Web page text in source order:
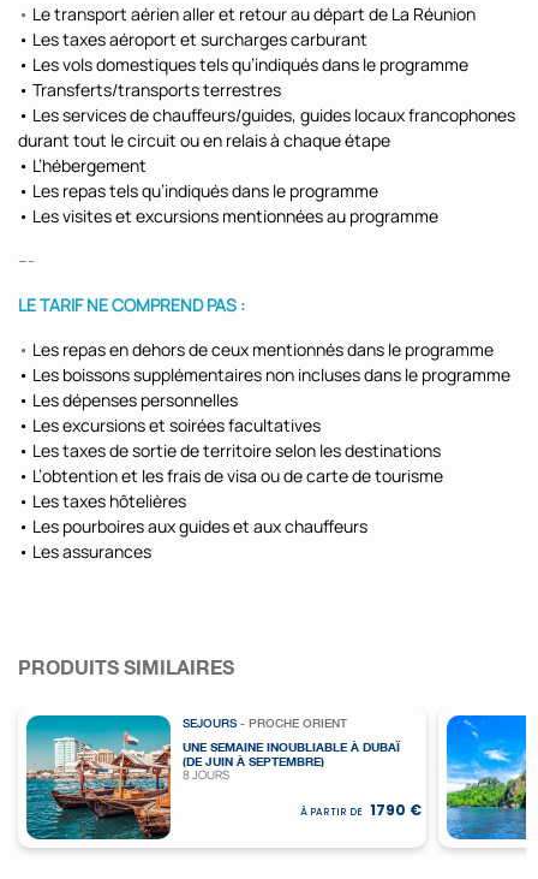
• Le transport aérien aller et retour au départ de La Réunion
• Les taxes aéroport et surcharges carburant
• Les vols domestiques tels qu’indiqués dans le programme
• Transferts/transports terrestres
• Les services de chauffeurs/guides, guides locaux francophones
durant tout le circuit ou en relais à chaque étape
• L’hébergement
• Les repas tels qu’indiqués dans le programme
• Les visites et excursions mentionnées au programme
---
LE TARIF NE COMPREND PAS :
• Les repas en dehors de ceux mentionnés dans le programme
• Les boissons supplémentaires non incluses dans le programme
• Les dépenses personnelles
• Les excursions et soirées facultatives
• Les taxes de sortie de territoire selon les destinations
• L’obtention et les frais de visa ou de carte de tourisme
• Les taxes hôtelières
• Les pourboires aux guides et aux chauffeurs
• Les assurances
PRODUITS SIMILAIRES
SEJOURS - PROCHE ORIENT
UNE SEMAINE INOUBLIABLE À DUBAÏ
(DE JUIN À SEPTEMBRE)
8 JOURS
À PARTIR DE 1790 €